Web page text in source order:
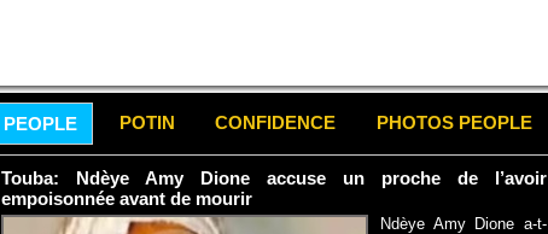
PEOPLE POTIN CONFIDENCE PHOTOS PEOPLE
Touba: Ndèye Amy Dione accuse un proche de l’avoir
empoisonnée avant de mourir
Ndèye Amy Dione a-t-